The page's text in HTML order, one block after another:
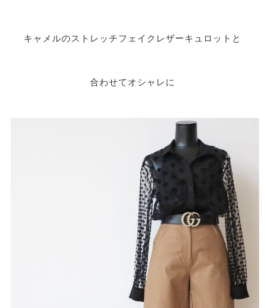
キャメルのストレッチフェイクレザーキュロットと
合わせてオシャレに